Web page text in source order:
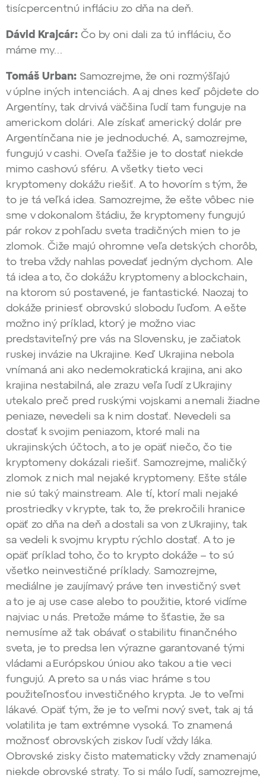
tisícpercentnú infláciu zo dňa na deň.
Dávid Krajcár: Čo by oni dali za tú infláciu, čo
máme my…
Tomáš Urban: Samozrejme, že oni rozmýšľajú
v úplne iných intenciách. A aj dnes keď pôjdete do
Argentíny, tak drvivá väčšina ľudí tam funguje na
americkom dolári. Ale získať americký dolár pre
Argentínčana nie je jednoduché. A, samozrejme,
fungujú v cashi. Oveľa ťažšie je to dostať niekde
mimo cashovú sféru. A všetky tieto veci
kryptomeny dokážu riešiť. A to hovorím s tým, že
to je tá veľká idea. Samozrejme, že ešte vôbec nie
sme v dokonalom štádiu, že kryptomeny fungujú
pár rokov z pohľadu sveta tradičných mien to je
zlomok. Čiže majú ohromne veľa detských chorôb,
to treba vždy nahlas povedať jedným dychom. Ale
tá idea a to, čo dokážu kryptomeny a blockchain,
na ktorom sú postavené, je fantastické. Naozaj to
dokáže priniesť obrovskú slobodu ľuďom. A ešte
možno iný príklad, ktorý je možno viac
predstaviteľný pre vás na Slovensku, je začiatok
ruskej invázie na Ukrajine. Keď Ukrajina nebola
vnímaná ani ako nedemokratická krajina, ani ako
krajina nestabilná, ale zrazu veľa ľudí z Ukrajiny
utekalo preč pred ruskými vojskami a nemali žiadne
peniaze, nevedeli sa k nim dostať. Nevedeli sa
dostať k svojim peniazom, ktoré mali na
ukrajinských účtoch, a to je opäť niečo, čo tie
kryptomeny dokázali riešiť. Samozrejme, maličký
zlomok z nich mal nejaké kryptomeny. Ešte stále
nie sú taký mainstream. Ale tí, ktorí mali nejaké
prostriedky v krypte, tak to, že prekročili hranice
opäť zo dňa na deň a dostali sa von z Ukrajiny, tak
sa vedeli k svojmu kryptu rýchlo dostať. A to je
opäť príklad toho, čo to krypto dokáže – to sú
všetko neinvestičné príklady. Samozrejme,
mediálne je zaujímavý práve ten investičný svet
a to je aj use case alebo to použitie, ktoré vidíme
najviac u nás. Pretože máme to šťastie, že sa
nemusíme až tak obávať o stabilitu finančného
sveta, je to predsa len výrazne garantované tými
vládami a Európskou úniou ako takou a tie veci
fungujú. A preto sa u nás viac hráme s tou
použiteľnosťou investičného krypta. Je to veľmi
lákavé. Opäť tým, že je to veľmi nový svet, tak aj tá
volatilita je tam extrémne vysoká. To znamená
možnosť obrovských ziskov ľudí vždy láka.
Obrovské zisky čisto matematicky vždy znamenajú
niekde obrovské straty. To si málo ľudí, samozrejme,